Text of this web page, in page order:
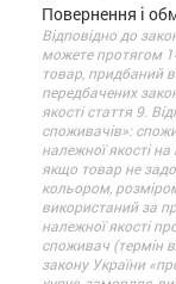
Повернення і
Відповідно до
можете протягом
товар, придбаний
передбачених
якості стаття 9.
споживачів»:
належної якості
якщо товар не
кольором,
використаний за
належної якості
споживач (термін
закону України